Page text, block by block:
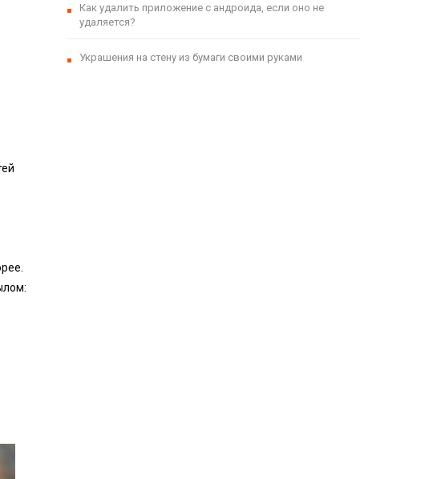
Как удалить приложение с андроида, если оно не
удаляется?
Украшения на стену из бумаги своими руками